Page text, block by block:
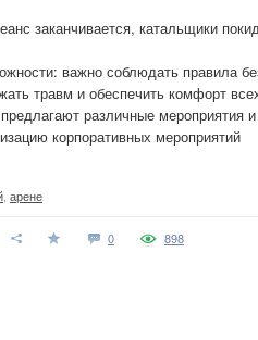
заканчивается, катальщики
важно соблюдать правила
травм и обеспечить комфорт
различные мероприятия
корпоративных мероприятий
арене
0 898